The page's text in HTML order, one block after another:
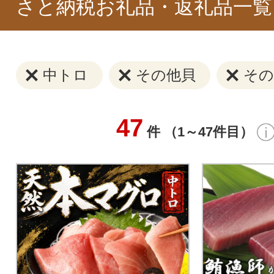
さと納税お礼品・返礼品一覧
中トロ その他貝 そ
47 件 （1～47件目）